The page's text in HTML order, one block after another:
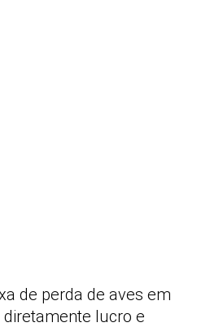
de perda de aves em
lucro e